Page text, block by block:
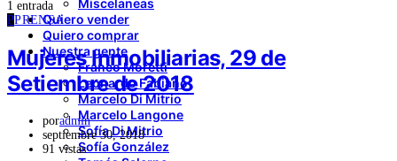
Miscelaneas
Quiero vender
Quiero comprar
Nuestra gente
Franco Moretti
Leonardo Fabiano
Marcelo Di Mitrio
Marcelo Langone
Sofía Di Mitrio
Sofía González
1 entrada
PPRENSA
Mujeres Inmobiliarias, 29 de
Setiembre de 2018
poradmin
septiembre 30, 2018
91 vistas